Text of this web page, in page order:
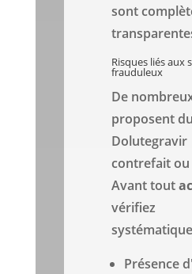
sont
Risques liés aux
frauduleux
De
proposent du
Dolutegravir
contrefait
Avant tout
vérifiez
Présence